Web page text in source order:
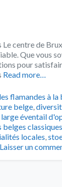
centre de
Que vous
pour
Read more…
flamandes à la
belge,
large éventail
belges classiques
locales,
Laisser un